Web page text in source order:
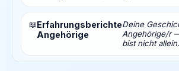
📖Erfahrungsberichte
Angehörige
Deine
Angehörige/r
bist nicht allein.